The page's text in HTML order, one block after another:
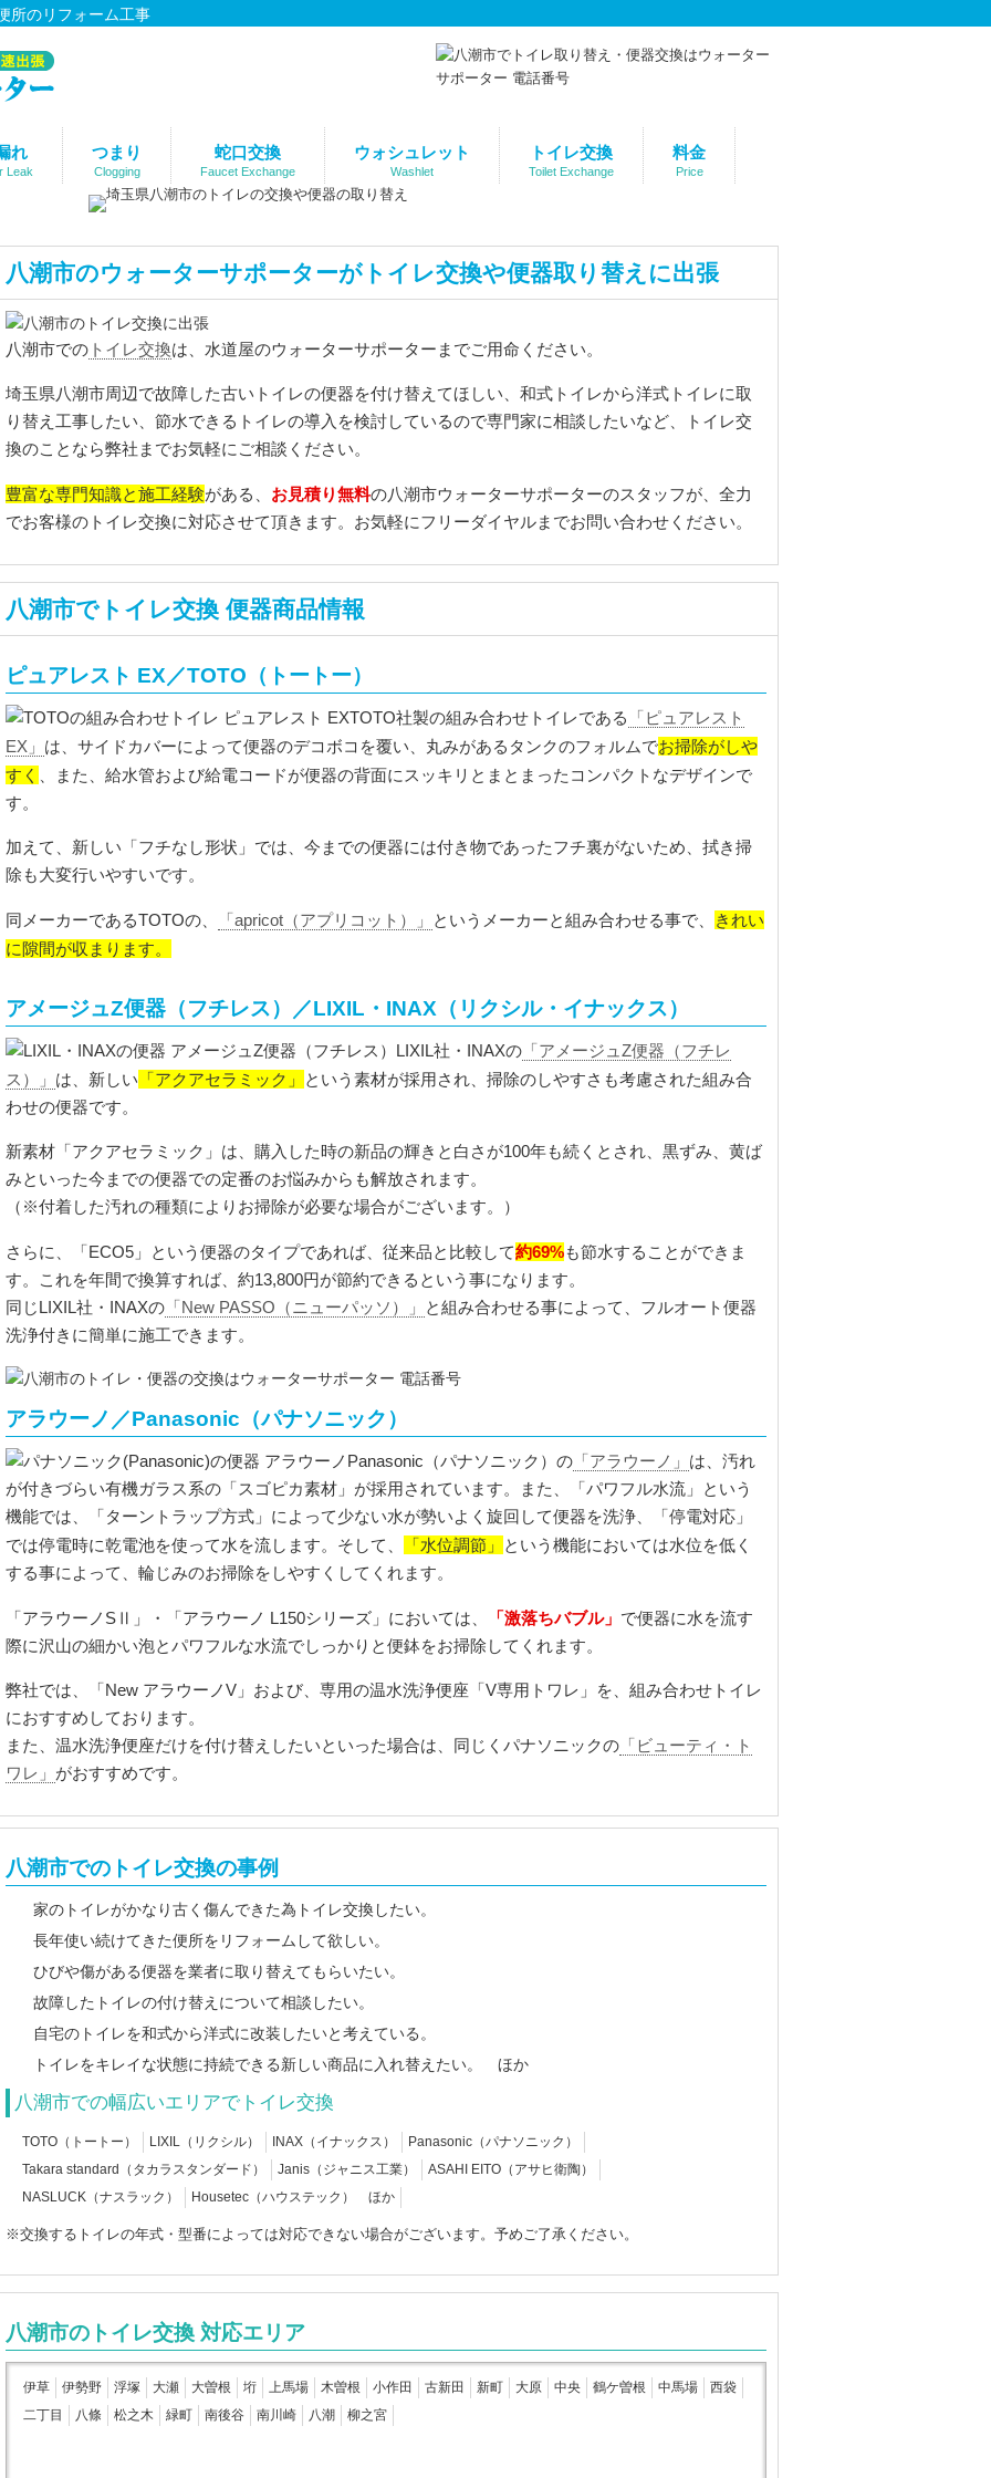
所のリフォーム工事
れ
Leak
つまり
Clogging
蛇口交換
Faucet Exchange
ウォシュレット
Washlet
トイレ交換
Toilet Exchange
料金
Price
八潮市のウォーターサポーターがトイレ交換や便器取り替えに出張
八潮市での トイレ交換は、水道屋のウォーターサポーターまでご用命ください。
埼玉県八潮市周辺で故障した古いトイレの便器を付け替えてほしい、和式トイレから洋式トイレに取
り替え工事したい、節水できるトイレの導入を検討しているので専門家に相談したいなど、トイレ交
換のことなら弊社までお気軽にご相談ください。
豊富な専門知識と施工経験がある、 お見積り無料の八潮市ウォーターサポーターのスタッフが、全力
でお客様のトイレ交換に対応させて頂きます。お気軽にフリーダイヤルまでお問い合わせください。
八潮市でトイレ交換 便器商品情報
ピュアレスト EX／TOTO（トートー）
TOTO社製の組み合わせトイレである
「ピュアレスト
EX」 は、サイドカバーによって便器のデコボコを覆い、丸みがあるタンクのフォルムでお掃除がしや
すく
、また、給水管および給電コードが便器の背面にスッキリとまとまったコンパクトなデザインで
す。
加えて、新しい「フチなし形状」では、今までの便器には付き物であったフチ裏がないため、拭き掃
除も大変行いやすいです。
同メーカーであるTOTOの、 「apricot（アプリコット）」 というメーカーと組み合わせる事で、
きれい
に隙間が収まります。
アメージュZ便器（フチレス）／LIXIL・INAX（リクシル・イナックス）
LIXIL社・INAXの 「アメージュZ便器（フチレ
ス）」 は、新しい 「アクアセラミック」
という素材が採用され、掃除のしやすさも考慮された組み合
わせの便器です。
新素材「アクアセラミック」は、購入した時の新品の輝きと白さが100年も続くとされ、黒ずみ、黄ば
みといった今までの便器での定番のお悩みからも解放されます。
（※付着した汚れの種類によりお掃除が必要な場合がございます。）
さらに、「ECO5」という便器のタイプであれば、従来品と比較して約69%も節水することができま
す。これを年間で換算すれば、約13,800円が節約できるという事になります。
同じLIXIL社・INAXの 「New PASSO（ニューパッソ）」
と組み合わせる事によって、フルオート便器
洗浄付きに簡単に施工できます。
アラウーノ／Panasonic（パナソニック）
Panasonic（パナソニック）の 「アラウーノ」 は、汚れ
が付きづらい有機ガラス系の「スゴピカ素材」が採用されています。また、「パワフル水流」という
機能では、「ターントラップ方式」によって少ない水が勢いよく旋回して便器を洗浄、「停電対応」
では停電時に乾電池を使って水を流します。そして、
「水位調節」
という機能においては水位を低く
する事によって、輪じみのお掃除をしやすくしてくれます。
「アラウーノSⅡ」・「アラウーノ L150シリーズ」においては、 「激落ちバブル」 で便器に水を流す
際に沢山の細かい泡とパワフルな水流でしっかりと便鉢をお掃除してくれます。
弊社では、「New アラウーノV」および、専用の温水洗浄便座「V専用トワレ」を、組み合わせトイレ
におすすめしております。
また、温水洗浄便座だけを付け替えしたいといった場合は、同じくパナソニックの 「ビューティ・ト
ワレ」 がおすすめです。
八潮市でのトイレ交換の事例
家のトイレがかなり古く傷んできた為トイレ交換したい。
長年使い続けてきた便所をリフォームして欲しい。
ひびや傷がある便器を業者に取り替えてもらいたい。
故障したトイレの付け替えについて相談したい。
自宅のトイレを和式から洋式に改装したいと考えている。
トイレをキレイな状態に持続できる新しい商品に入れ替えたい。 ほか
八潮市での幅広いエリアでトイレ交換
TOTO（トートー） LIXIL（リクシル） INAX（イナックス）
Panasonic（パナソニック）
Takara standard（タカラスタンダード）
Janis（ジャニス工業）
ASAHI EITO（アサヒ衛陶）
NASLUCK（ナスラック）
Housetec（ハウステック） ほか
※交換するトイレの年式・型番によっては対応できない場合がございます。予めご了承ください。
八潮市のトイレ交換 対応エリア
伊草 伊勢野 浮塚 大瀬 大曽根 垳 上馬場 木曽根 小作田 古新田 新町 大原 中央 鶴ケ曽根 中馬場
西袋
二丁目
八條 松之木 緑町 南後谷 南川崎 八潮 柳之宮